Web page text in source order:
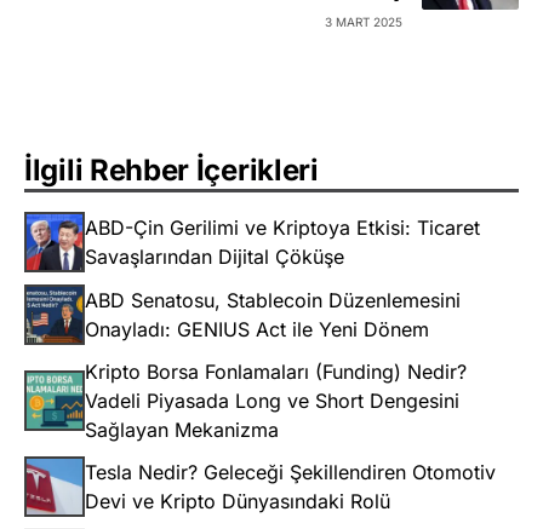
3 MART 2025
İlgili Rehber İçerikleri
ABD-Çin Gerilimi ve Kriptoya Etkisi: Ticaret
Savaşlarından Dijital Çöküşe
ABD Senatosu, Stablecoin Düzenlemesini
Onayladı: GENIUS Act ile Yeni Dönem
Kripto Borsa Fonlamaları (Funding) Nedir?
Vadeli Piyasada Long ve Short Dengesini
Sağlayan Mekanizma
Tesla Nedir? Geleceği Şekillendiren Otomotiv
Devi ve Kripto Dünyasındaki Rolü